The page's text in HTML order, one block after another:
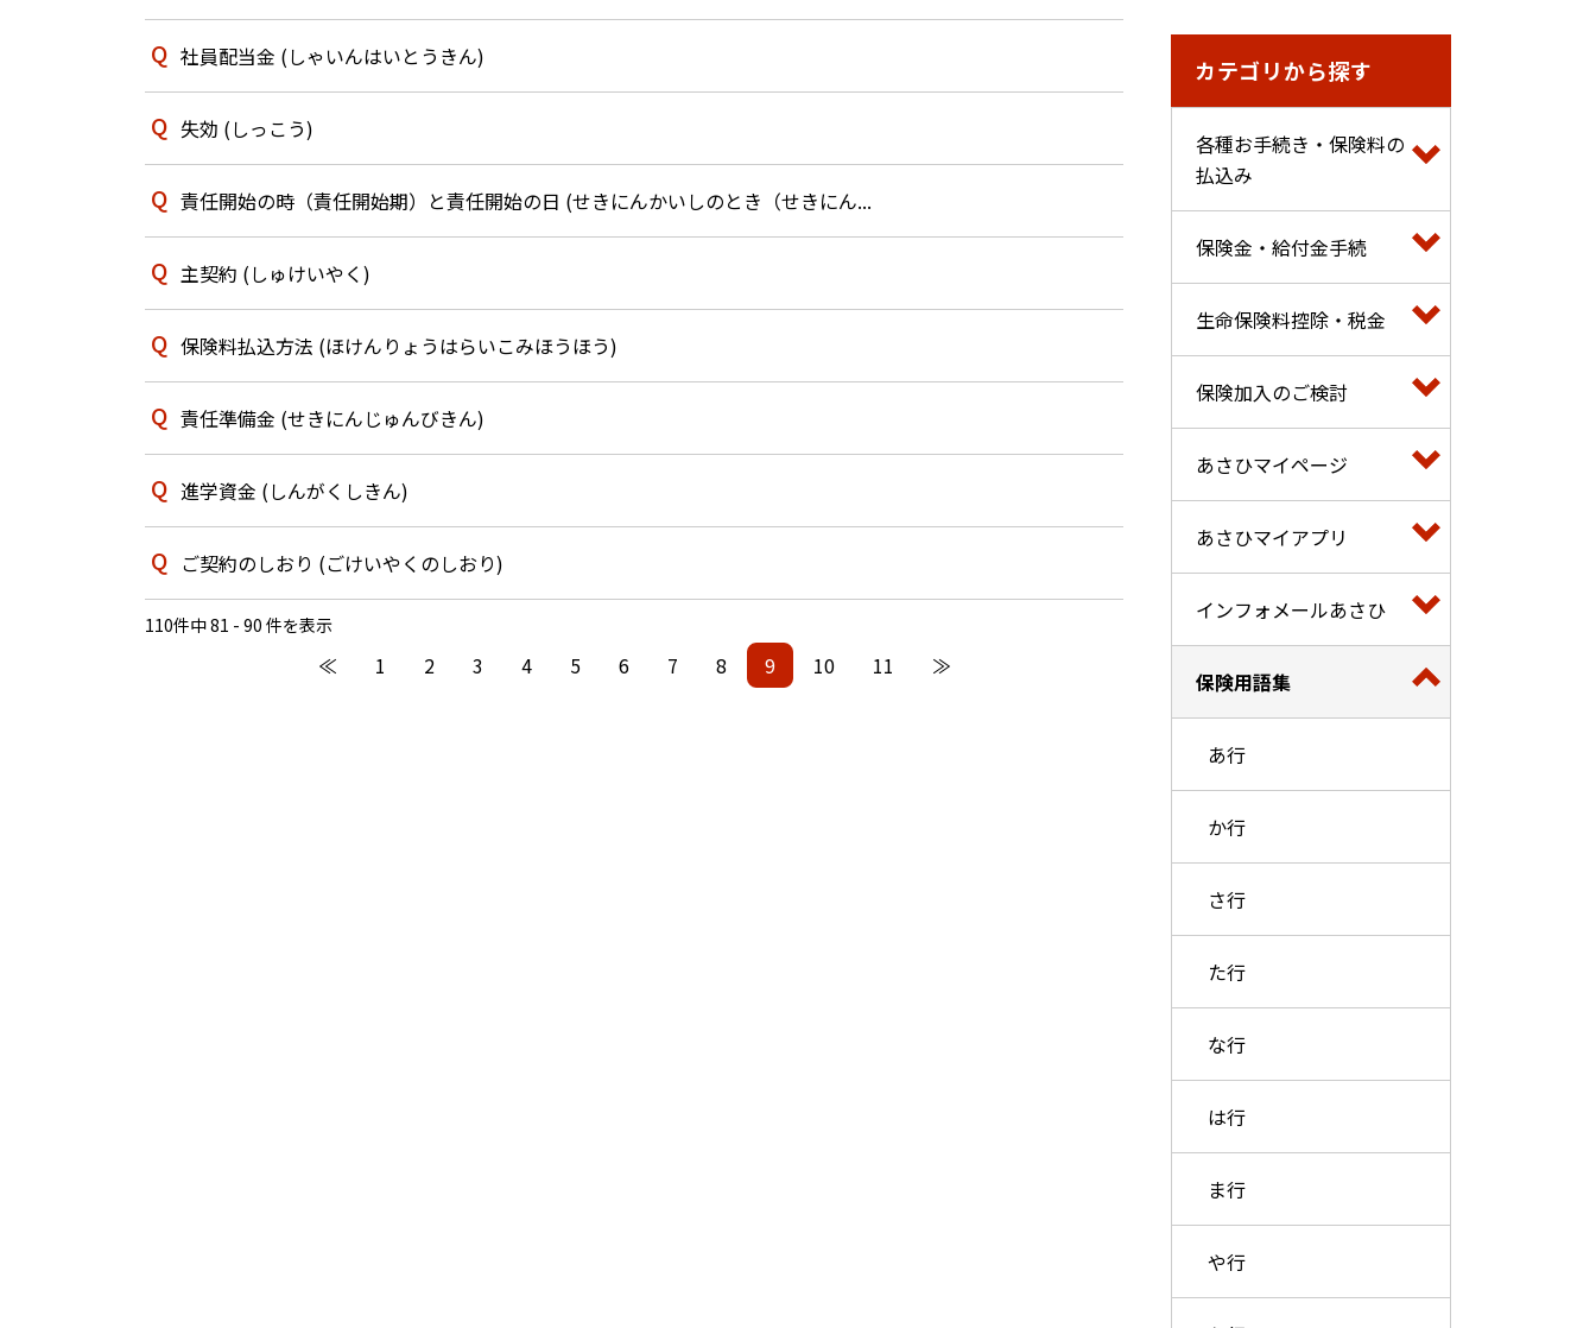
カテゴリから探す
各種お手続き・保険料の
払込み
保険金・給付金手続
生命保険料控除・税金
保険加入のご検討
あさひマイページ
あさひマイアプリ
インフォメールあさひ
保険用語集
あ行
か行
さ行
た行
な行
は行
ま行
や行
社員配当金 (しゃいんはいとうきん)
失効 (しっこう)
責任開始の時（責任開始期）と責任開始の日 (せきにんかいしのとき（せきにん...
主契約 (しゅけいやく)
保険料払込方法 (ほけんりょうはらいこみほうほう)
責任準備金 (せきにんじゅんびきん)
進学資金 (しんがくしきん)
ご契約のしおり (ごけいやくのしおり)
110件中 81 - 90 件を表示
≪ 1 2 3 4 5 6 7 8 9 10 11 ≫